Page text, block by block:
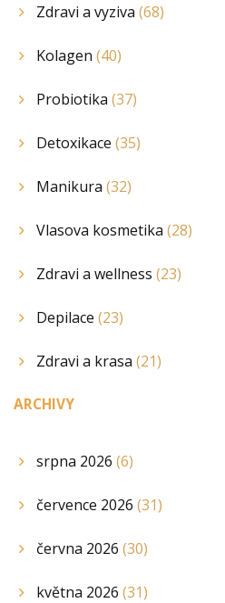
Zdravi a vyziva (68)
Kolagen (40)
Probiotika (37)
Detoxikace (35)
Manikura (32)
Vlasova kosmetika (28)
Zdravi a wellness (23)
Depilace (23)
Zdravi a krasa (21)
ARCHIVY
srpna 2026 (6)
července 2026 (31)
června 2026 (30)
května 2026 (31)